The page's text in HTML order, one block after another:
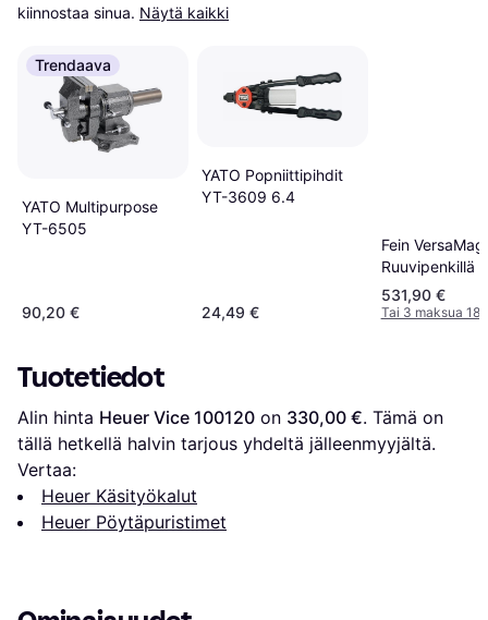
kiinnostaa sinua. Näytä kaikki
Trendaava
YATO Multipurpose
YT-6505
90,20 €
YATO Popniittipihdit
YT-3609 6.4
24,49 €
Fein VersaMag
Ruuvipenkillä
531,90 €
Tai 3 maksua
Tuotetiedot
Alin hinta Heuer Vice 100120 on 330,00 €. Tämä on
tällä hetkellä halvin tarjous yhdeltä jälleenmyyjältä.
Vertaa:
Heuer Käsityökalut
Heuer Pöytäpuristimet